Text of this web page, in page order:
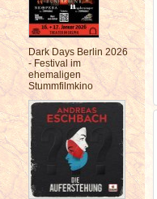
Dark Days Berlin 2026
- Festival im
ehemaligen
Stummfilmkino